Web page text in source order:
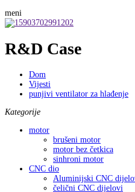
meni
R&D Case
Dom
Vijesti
punjivi ventilator za hlađenje
Kategorije
motor
brušeni motor
motor bez četkica
sinhroni motor
CNC dio
Aluminijski CNC
čelični CNC dijelovi